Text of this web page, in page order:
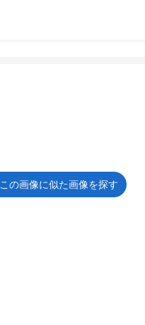
この画像に似た画像を探す